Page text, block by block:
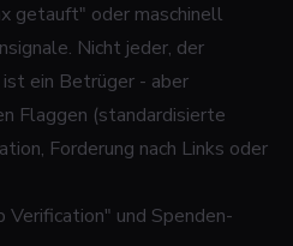
getauft" oder maschinell
Nicht jeder, der
ein Betrüger - aber
Flaggen (standardisierte
Forderung nach Links oder
Verification" und Spenden-